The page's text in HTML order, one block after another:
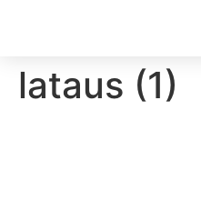
lataus (1)